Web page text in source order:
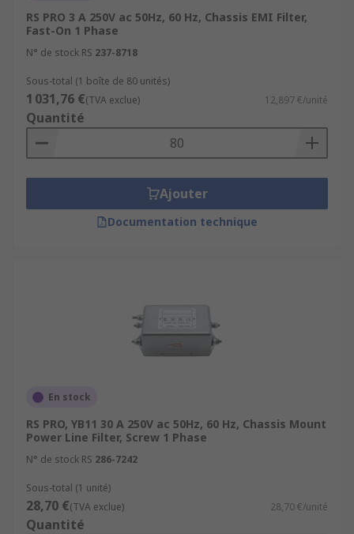
RS PRO 3 A 250V ac 50Hz, 60 Hz, Chassis EMI Filter,
Fast-On 1 Phase
N° de stock RS 237-8718
Sous-total (1 boîte de 80 unités)
1 031,76 €(TVA exclue) 12,897 €/unité
Quantité
Ajouter
Documentation technique
En stock
RS PRO, YB11 30 A 250V ac 50Hz, 60 Hz, Chassis Mount
Power Line Filter, Screw 1 Phase
N° de stock RS 286-7242
Sous-total (1 unité)
28,70 €(TVA exclue) 28,70 €/unité
Quantité